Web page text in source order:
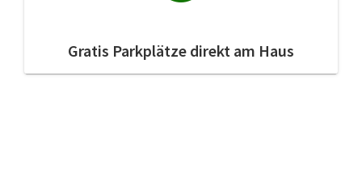
Gratis Parkplätze direkt am Haus